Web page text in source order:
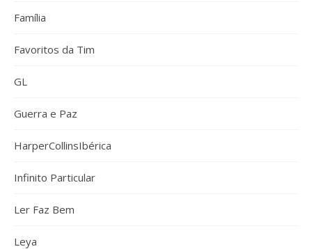
Família
Favoritos da Tim
GL
Guerra e Paz
HarperCollinsIbérica
Infinito Particular
Ler Faz Bem
Leya